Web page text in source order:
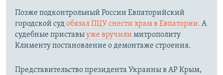
Позже подконтрольный России Евпаторийский
городской судобязал ПЦУ снести храм в Евпатории. А
судебные приставыуже вручили митрополиту
Клименту постановление о демонтаже строения.
Представительство президента Украины в АР Крым,